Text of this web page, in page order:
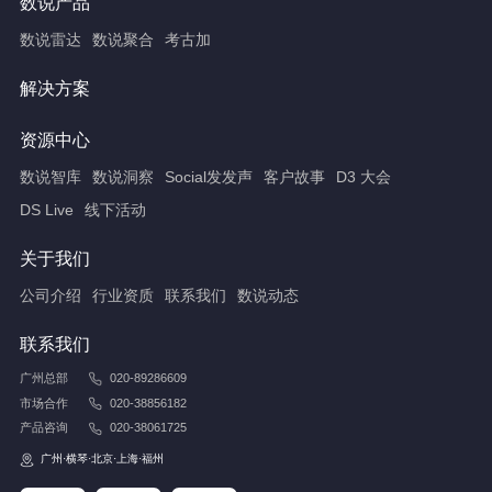
数说雷达 数说聚合 考古加
解决方案
资源中心
数说智库 数说洞察 Social发发声 客户故事
D3 大会
DS Live
线下活动
关于我们
公司介绍 行业资质 联系我们 数说动态
联系我们
广州总部
020-89286609
市场合作
020-38856182
产品咨询
020-38061725
广州·横琴·北京·上海·福州